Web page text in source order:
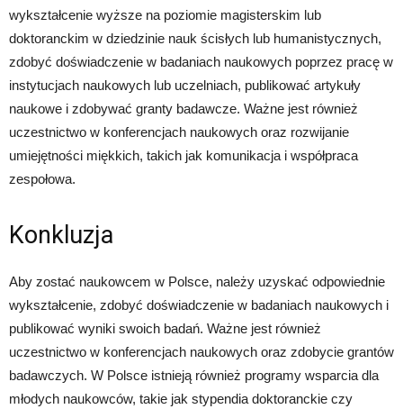
wykształcenie wyższe na poziomie magisterskim lub
doktoranckim w dziedzinie nauk ścisłych lub humanistycznych,
zdobyć doświadczenie w badaniach naukowych poprzez pracę w
instytucjach naukowych lub uczelniach, publikować artykuły
naukowe i zdobywać granty badawcze. Ważne jest również
uczestnictwo w konferencjach naukowych oraz rozwijanie
umiejętności miękkich, takich jak komunikacja i współpraca
zespołowa.
Konkluzja
Aby zostać naukowcem w Polsce, należy uzyskać odpowiednie
wykształcenie, zdobyć doświadczenie w badaniach naukowych i
publikować wyniki swoich badań. Ważne jest również
uczestnictwo w konferencjach naukowych oraz zdobycie grantów
badawczych. W Polsce istnieją również programy wsparcia dla
młodych naukowców, takie jak stypendia doktoranckie czy